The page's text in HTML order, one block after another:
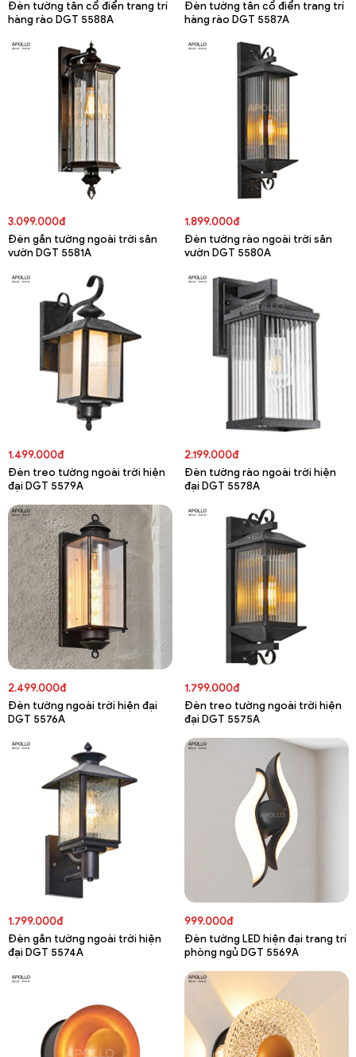
Đèn tường tân cổ điển trang trí
hàng rào DGT 5588A
Đèn tường tân cổ điển trang trí
hàng rào DGT 5587A
3.099.000đ
Đèn gắn tường ngoài trời sân
vườn DGT 5581A
1.899.000đ
Đèn tường rào ngoài trời sân
vườn DGT 5580A
1.499.000đ
Đèn treo tường ngoài trời hiện
đại DGT 5579A
2.199.000đ
Đèn tường rào ngoài trời hiện
đại DGT 5578A
2.499.000đ
Đèn tường ngoài trời hiện đại
DGT 5576A
1.799.000đ
Đèn treo tường ngoài trời hiện
đại DGT 5575A
1.799.000đ
Đèn gắn tường ngoài trời hiện
đại DGT 5574A
999.000đ
Đèn tường LED hiện đại trang trí
phòng ngủ DGT 5569A